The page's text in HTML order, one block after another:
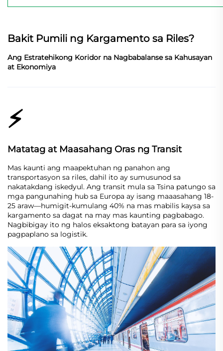
Bakit Pumili ng Kargamento sa Riles?
Ang Estratehikong Koridor na Nagbabalanse sa Kahusayan
at Ekonomiya
⚡
Matatag at Maasahang Oras ng Transit
Mas kaunti ang maapektuhan ng panahon ang
transportasyon sa riles, dahil ito ay sumusunod sa
nakatakdang iskedyul. Ang transit mula sa Tsina patungo sa
mga pangunahing hub sa Europa ay isang maaasahang 18-
25 araw—humigit-kumulang 40% na mas mabilis kaysa sa
kargamento sa dagat na may mas kaunting pagbabago.
Nagbibigay ito ng halos eksaktong batayan para sa iyong
pagpaplano sa logistik.